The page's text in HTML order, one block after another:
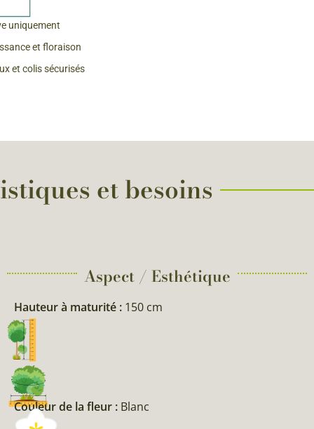
& Graines Spéciales Fraîcheur
fleurs de A à Z
uniquement
et floraison
et colis sécurisés
et besoins
Aspect / Esthétique
Hauteur à maturité : 150 cm
Couleur de la fleur : Blanc